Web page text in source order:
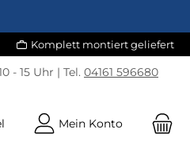
Komplett montiert geliefert
- 15 Uhr | Tel. 04161 596680
Du hast 0 Produkte auf dem
Mein Konto